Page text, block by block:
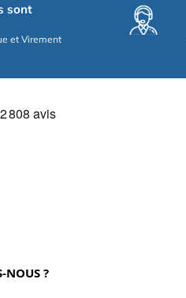
sont
et Virement
NOUS ?